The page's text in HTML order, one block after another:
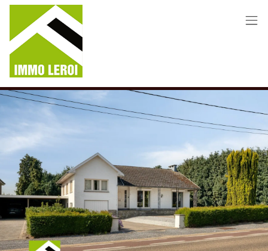
Menu overslaan en naar de inhoud gaan